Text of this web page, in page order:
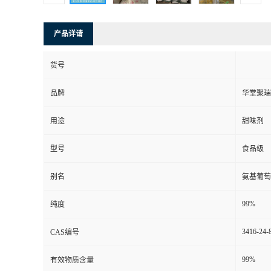
产品详请
货号
品牌 华堂聚瑞
用途 甜味剂
型号 食品级
别名 氨基葡
纯度 99%
CAS编号 3416-24-
有效物质含量 99%